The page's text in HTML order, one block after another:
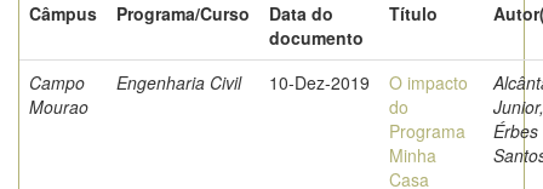
Câmpus
Programa/Curso
Data do
documento
Título
Campo
Mourao
Engenharia Civil 10-Dez-2019
O impacto
do
Programa
Minha
Casa
Junior,
Érbes